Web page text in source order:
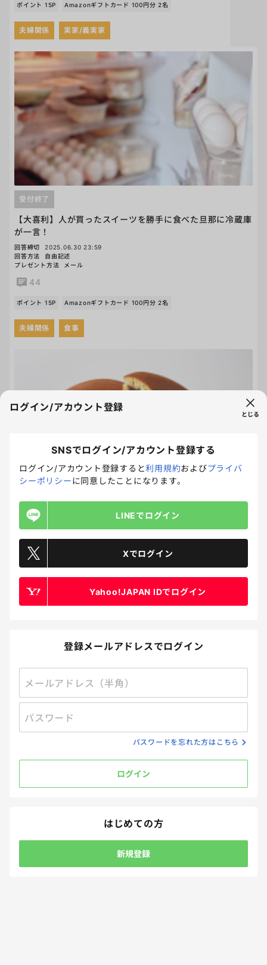
ポイント 15P Amazonギフトカード 100円分 2名
夫婦関係 実家/義実家
【大喜利】人が買ったスイーツを勝手に食べた旦那に冷蔵庫
が一言！
受付終了
回答締切
2025.06.30 23:59
回答方法
自由記述
プレゼント方法
メール
44
ポイント 15P Amazonギフトカード 100円分 2名
夫婦関係 食事
ドラえもんが子育てを助けてくれる！どのアイテムをどんな
風に使う？
回答方法
45
理解できない旦那のリフレッシュ方法は？
回答締切
2025.06.28 23:59
ログイン/アカウント登録
とじる
SNSでログイン/アカウント登録する
ログイン/アカウント登録すると利用規約およびプライバ
シーポリシーに同意したことになります。
LINEでログイン
Xでログイン
Yahoo!JAPAN IDでログイン
登録メールアドレスでログイン
メールアドレス（半角）
パスワード
パスワードを忘れた方はこちら
ログイン
はじめての方
新規登録